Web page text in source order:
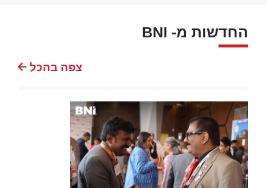
החדשות מ- BNI
צפה בהכל